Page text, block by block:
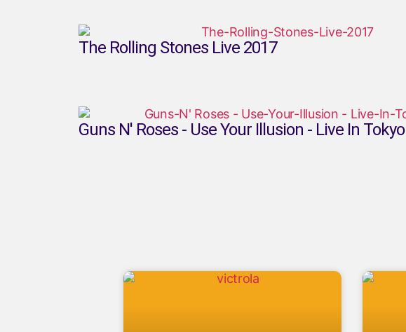
The Rolling Stones Live 2017
Guns N' Roses - Use Your Illusion - Live In Tokyo